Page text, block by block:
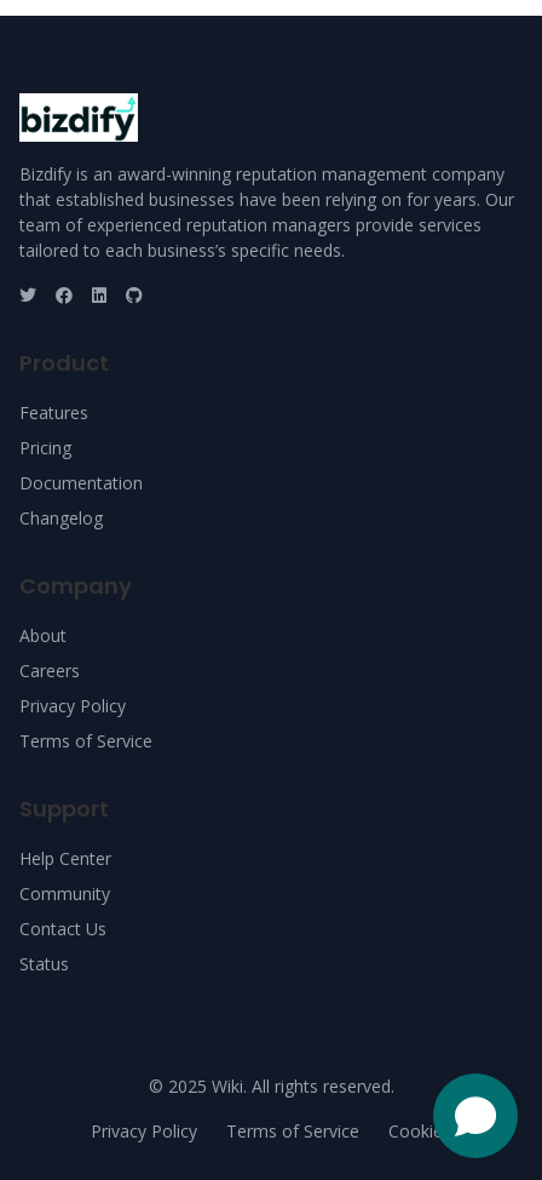
Bizdify is an award-winning reputation management company
that established businesses have been relying on for years. Our
team of experienced reputation managers provide services
tailored to each business’s specific needs.
Product
Features
Pricing
Documentation
Changelog
Company
About
Careers
Privacy Policy
Terms of Service
Support
Help Center
Community
Contact Us
Status
© 2025 Wiki. All rights reserved.
Privacy Policy
Terms of Service Cookies